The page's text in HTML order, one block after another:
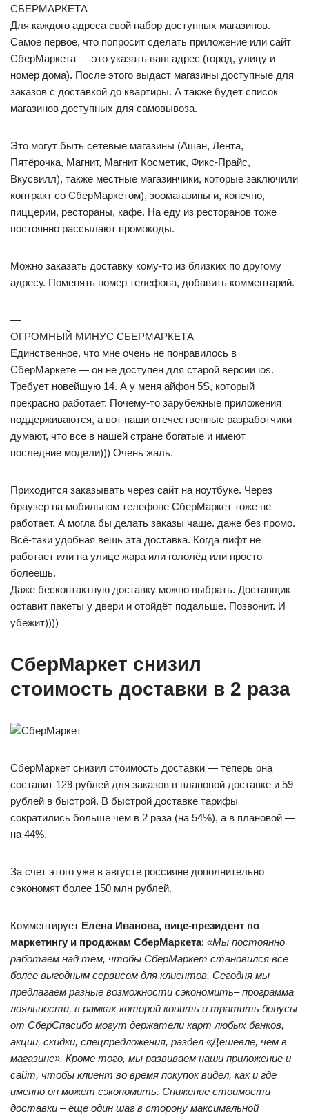
СБЕРМАРКЕТА
Для каждого адреса свой набор доступных магазинов.
Самое первое, что попросит сделать приложение или сайт
СберМаркета — это указать ваш адрес (город, улицу и
номер дома). После этого выдаст магазины доступные для
заказов с доставкой до квартиры. А также будет список
магазинов доступных для самовывоза.
Это могут быть сетевые магазины (Ашан, Лента,
Пятёрочка, Магнит, Магнит Косметик, Фикс-Прайс,
Вкусвилл), также местные магазинчики, которые заключили
контракт со СберМаркетом), зоомагазины и, конечно,
пиццерии, рестораны, кафе. На еду из ресторанов тоже
постоянно рассылают промокоды.
Можно заказать доставку кому-то из близких по другому
адресу. Поменять номер телефона, добавить комментарий.
—
ОГРОМНЫЙ МИНУС СБЕРМАРКЕТА
Единственное, что мне очень не понравилось в
СберМаркете — он не доступен для старой версии ios.
Требует новейшую 14. А у меня айфон 5S, который
прекрасно работает. Почему-то зарубежные приложения
поддерживаются, а вот наши отечественные разработчики
думают, что все в нашей стране богатые и имеют
последние модели))) Очень жаль.
Приходится заказывать через сайт на ноутбуке. Через
браузер на мобильном телефоне СберМаркет тоже не
работает. А могла бы делать заказы чаще. даже без промо.
Всё-таки удобная вещь эта доставка. Когда лифт не
работает или на улице жара или гололёд или просто
болеешь.
Даже бесконтактную доставку можно выбрать. Доставщик
оставит пакеты у двери и отойдёт подальше. Позвонит. И
убежит))))
СберМаркет снизил
стоимость доставки в 2 раза
СберМаркет снизил стоимость доставки — теперь она
составит 129 рублей для заказов в плановой доставке и 59
рублей в быстрой. В быстрой доставке тарифы
сократились больше чем в 2 раза (на 54%), а в плановой —
на 44%.
За счет этого уже в августе россияне дополнительно
сэкономят более 150 млн рублей.
Комментирует Елена Иванова, вице-президент по
маркетингу и продажам СберМаркета: «Мы постоянно
работаем над тем, чтобы СберМаркет становился все
более выгодным сервисом для клиентов. Сегодня мы
предлагаем разные возможности сэкономить– программа
лояльности, в рамках которой копить и тратить бонусы
от СберСпасибо могут держатели карт любых банков,
акции, скидки, спецпредложения, раздел «Дешевле, чем в
магазине». Кроме того, мы развиваем наши приложение и
сайт, чтобы клиент во время покупок видел, как и где
именно он может сэкономить. Снижение стоимости
доставки – еще один шаг в сторону максимальной